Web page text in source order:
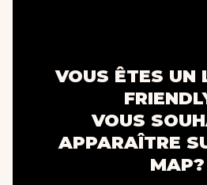
VOUS ÊTES UN
VOUS
APPARAÎTRE
MAP?